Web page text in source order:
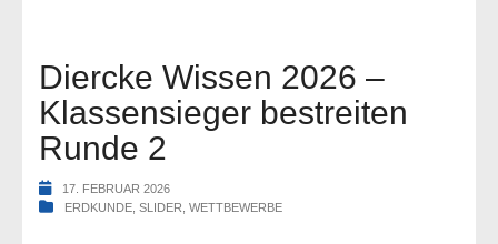
Diercke Wissen 2026 –
Klassensieger bestreiten
Runde 2
17. FEBRUAR 2026
ERDKUNDE SLIDER WETTBEWERBE